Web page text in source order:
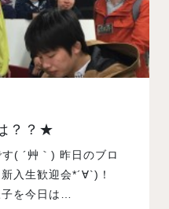
？？★
( ´艸｀) 昨日のブロ
入生歓迎会*´∀`)！
子を今日は…